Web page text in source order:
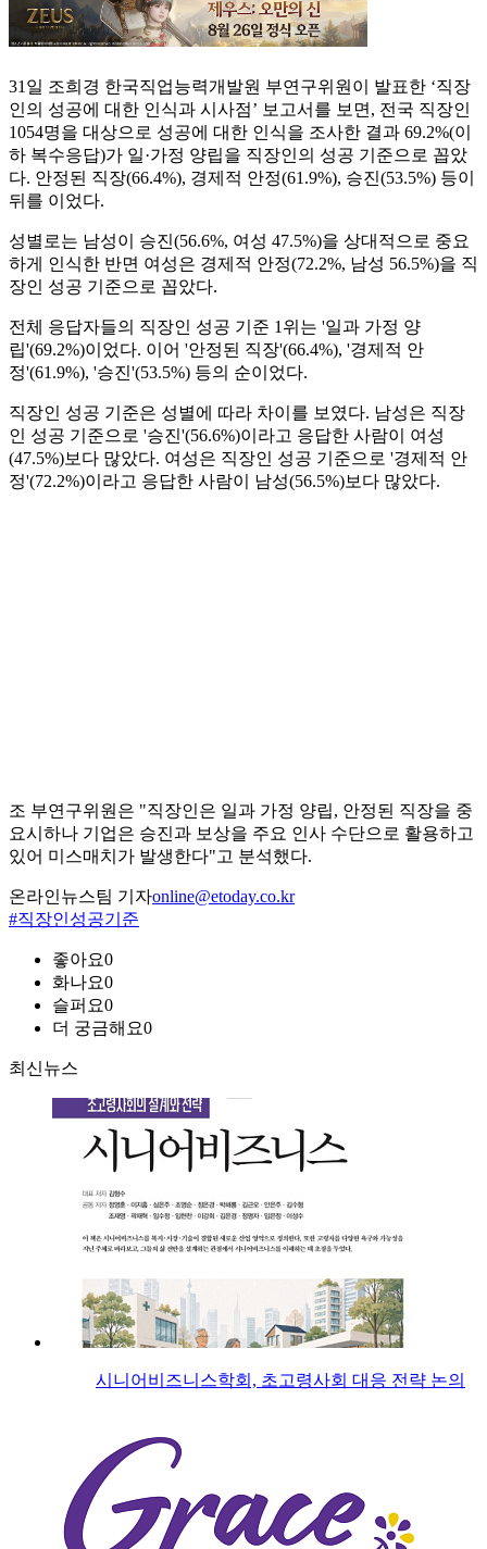
31일 조희경 한국직업능력개발원 부연구위원이 발표한 ‘직장
인의 성공에 대한 인식과 시사점’ 보고서를 보면, 전국 직장인
1054명을 대상으로 성공에 대한 인식을 조사한 결과 69.2%(이
하 복수응답)가 일·가정 양립을 직장인의 성공 기준으로 꼽았
다. 안정된 직장(66.4%), 경제적 안정(61.9%), 승진(53.5%) 등이
뒤를 이었다.
성별로는 남성이 승진(56.6%, 여성 47.5%)을 상대적으로 중요
하게 인식한 반면 여성은 경제적 안정(72.2%, 남성 56.5%)을 직
장인 성공 기준으로 꼽았다.
전체 응답자들의 직장인 성공 기준 1위는 '일과 가정 양
립'(69.2%)이었다. 이어 '안정된 직장'(66.4%), '경제적 안
정'(61.9%), '승진'(53.5%) 등의 순이었다.
직장인 성공 기준은 성별에 따라 차이를 보였다. 남성은 직장
인 성공 기준으로 '승진'(56.6%)이라고 응답한 사람이 여성
(47.5%)보다 많았다. 여성은 직장인 성공 기준으로 '경제적 안
정'(72.2%)이라고 응답한 사람이 남성(56.5%)보다 많았다.
조 부연구위원은 "직장인은 일과 가정 양립, 안정된 직장을 중
요시하나 기업은 승진과 보상을 주요 인사 수단으로 활용하고
있어 미스매치가 발생한다"고 분석했다.
온라인뉴스팀 기자online@etoday.co.kr
#직장인성공기준
좋아요0
화나요0
슬퍼요0
더 궁금해요0
최신뉴스
시니어비즈니스학회, 초고령사회 대응 전략 논의